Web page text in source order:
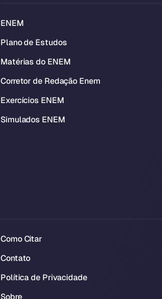
ENEM
Plano de Estudos
Matérias do ENEM
Corretor de Redação Enem
Exercícios ENEM
Simulados ENEM
Como Citar
Contato
Política de Privacidade
Sobre